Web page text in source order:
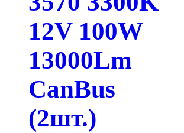
12V 100W
13000Lm
CanBus
(2шт.)